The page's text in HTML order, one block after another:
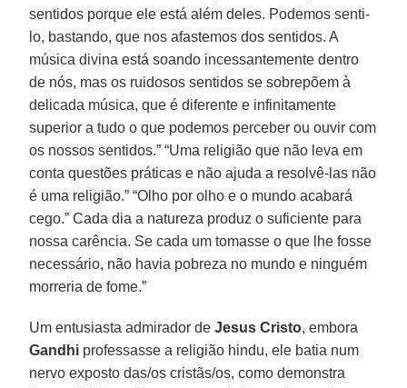
sentidos porque ele está além deles. Podemos senti-
lo, bastando, que nos afastemos dos sentidos. A
música divina está soando incessantemente dentro
de nós, mas os ruidosos sentidos se sobrepõem à
delicada música, que é diferente e infinitamente
superior a tudo o que podemos perceber ou ouvir com
os nossos sentidos.” “Uma religião que não leva em
conta questões práticas e não ajuda a resolvê-las não
é uma religião.” “Olho por olho e o mundo acabará
cego.” Cada dia a natureza produz o suficiente para
nossa carência. Se cada um tomasse o que lhe fosse
necessário, não havia pobreza no mundo e ninguém
morreria de fome.”
Um entusiasta admirador deJesus Cristo, embora
Gandhi professasse a religião hindu, ele batia num
nervo exposto das/os cristãs/os, como demonstra